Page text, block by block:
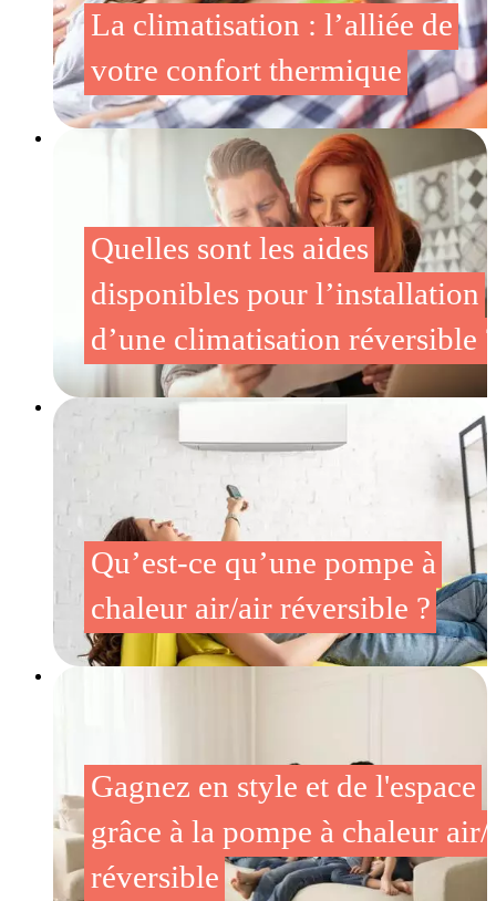
La climatisation : l’alliée de
votre confort thermique
Quelles sont les aides
disponibles pour l’installation
d’une climatisation réversible
Qu’est-ce qu’une pompe à
chaleur air/air réversible ?
Gagnez en style et de l'espace
grâce à la pompe à chaleur
réversible